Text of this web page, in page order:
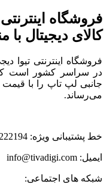
فروشگاه
کالای دیجیتال
فروشگاه اینترنتی تیوا
در سراسر کشور است که
جانبی لپ تاپ را با
می‌رساند.
خط پشتیبانی ویژه: 09199222194
ایمیل: info@tivadigi.com
شبکه های اجتماعی: